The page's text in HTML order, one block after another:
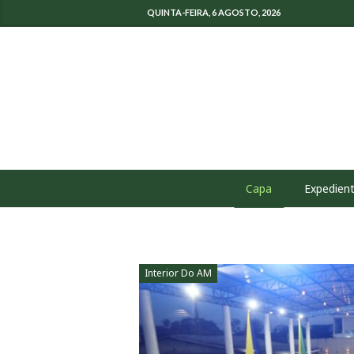
QUINTA-FEIRA, 6 AGOSTO, 2026
Capa
Interior Do AM